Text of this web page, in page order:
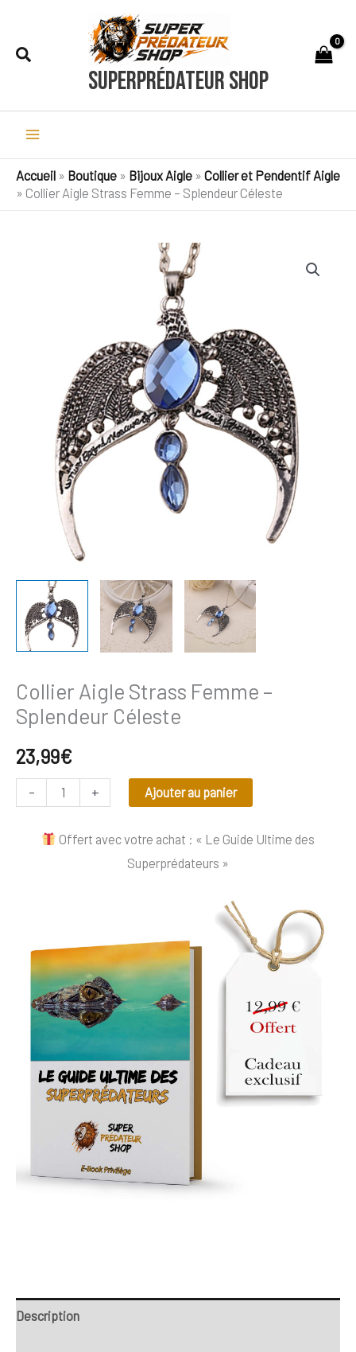
contenu
Rechercher
SuperPrédateur Shop
Accueil » Boutique » Bijoux Aigle » Collier et Pendentif Aigle
» Collier Aigle Strass Femme – Splendeur Céleste
Collier Aigle Strass Femme –
Splendeur Céleste
23,99€
-
Splendeur
Céleste
+ Ajouter au panier
Offert avec votre achat : « Le Guide Ultime des
Superprédateurs »
Description